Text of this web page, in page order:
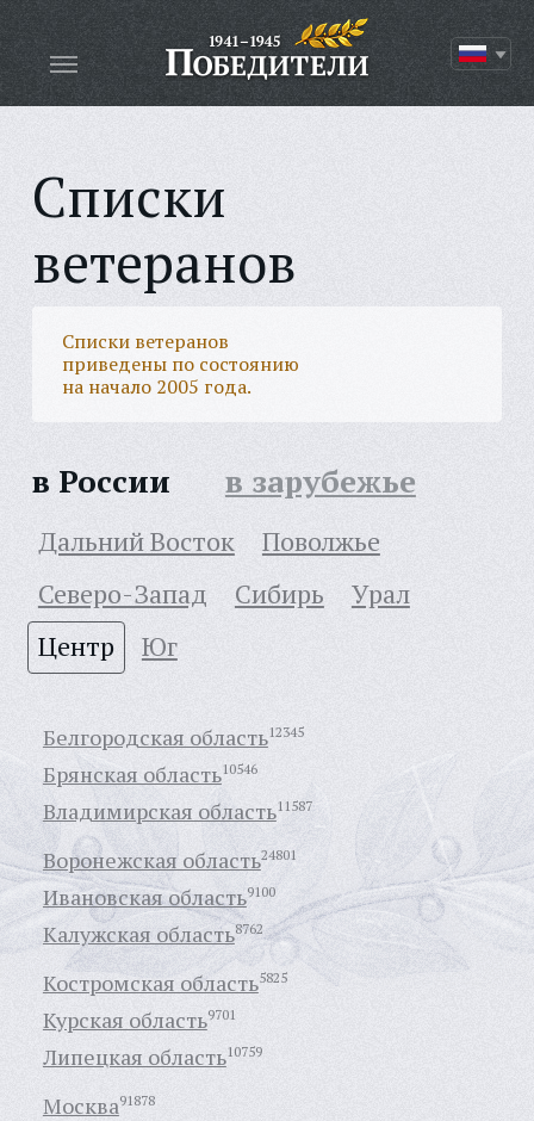
Списки
ветеранов
Списки ветеранов
приведены по состоянию
на начало 2005 года.
в России в зарубежье
Дальний Восток
Поволжье
Северо-Запад
Сибирь
Урал
Центр
Юг
Белгородская область12345
Брянская область10546
Владимирская область11587
Воронежская область24801
Ивановская область9100
Калужская область8762
Костромская область5825
Курская область9701
Липецкая область10759
Москва91878